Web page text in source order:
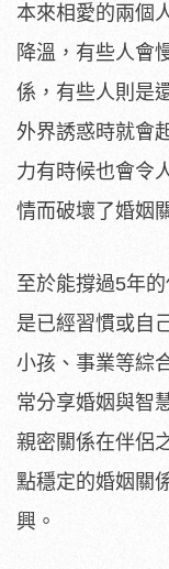
本來相愛的兩個
降溫，有些人會
係，有些人則是
外界誘惑時就會
力有時候也會令
情而破壞了婚姻
至於能撐過5年
是已經習慣或自
小孩、事業等綜
常分享婚姻與智
親密關係在伴侶
點穩定的婚姻關
興。